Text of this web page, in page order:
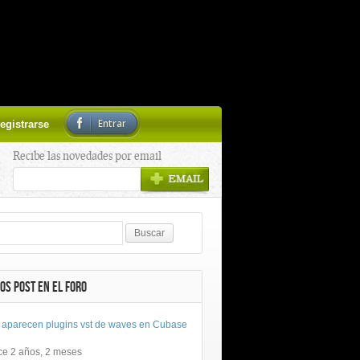
Entrar
Recibe las novedades por email
POST EN EL FORO
aparecen plugins vst de waves en Cubase
2 años, 2 meses